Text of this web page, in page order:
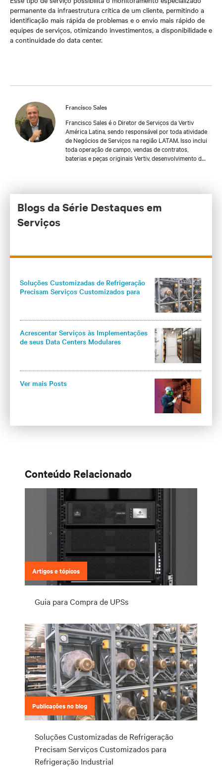
permanente da infraestrutura crítica de um cliente, permitindo a
identificação mais rápida de problemas e o envio mais rápido de
equipes de serviços, otimizando investimentos, a disponibilidade e
a continuidade do data center.
Francisco Sales
Francisco Sales é o Diretor de Serviços da Vertiv
América Latina, sendo responsável por toda atividade
de Negócios de Serviços na região LATAM. Isso inclui
toda operação de campo, vendas de contratos,
baterias e peças originais Vertiv, desenvolvimento de
Facility Operations Management. Os serviços da
Vertiv LATAM são entregues ao cliente tanto por
times próprios como com o suporte dos parceiros de
Sales já participou de importantes projetos do
empresa com foco no relacionamento de longo prazo
com os clientes. Francisco Sales formou-se em
Engenharia Elétrica pela FESP - Faculdade de
Engenharia de São Paulo - e possui MBA Executivo
pelo Insper.
Blogs da Série Destaques em
Serviços
Soluções Customizadas de Refrigeração
Precisam Serviços Customizados para
Acrescentar Serviços às Implementações
de seus Data Centers Modulares
Ver mais Posts
Conteúdo Relacionado
Artigos e tópicos
Guia para Compra de UPSs
Publicações no blog
Soluções Customizadas de Refrigeração
Precisam Serviços Customizados para
Refrigeração Industrial